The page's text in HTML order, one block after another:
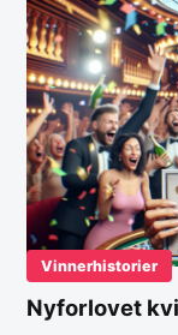
Vinnerhistorier
Nyforlovet